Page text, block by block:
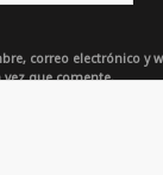
correo electrónico y
que comente.